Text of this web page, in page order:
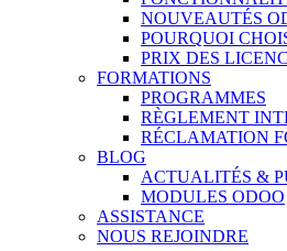
NOUVEAUTÉS
POURQUOI
PRIX DES
FORMATIONS
PROGRAMMES
RÈGLEMENT
RÉCLAMATION
BLOG
ACTUALITÉS &
MODULES ODOO
ASSISTANCE
NOUS REJOINDRE